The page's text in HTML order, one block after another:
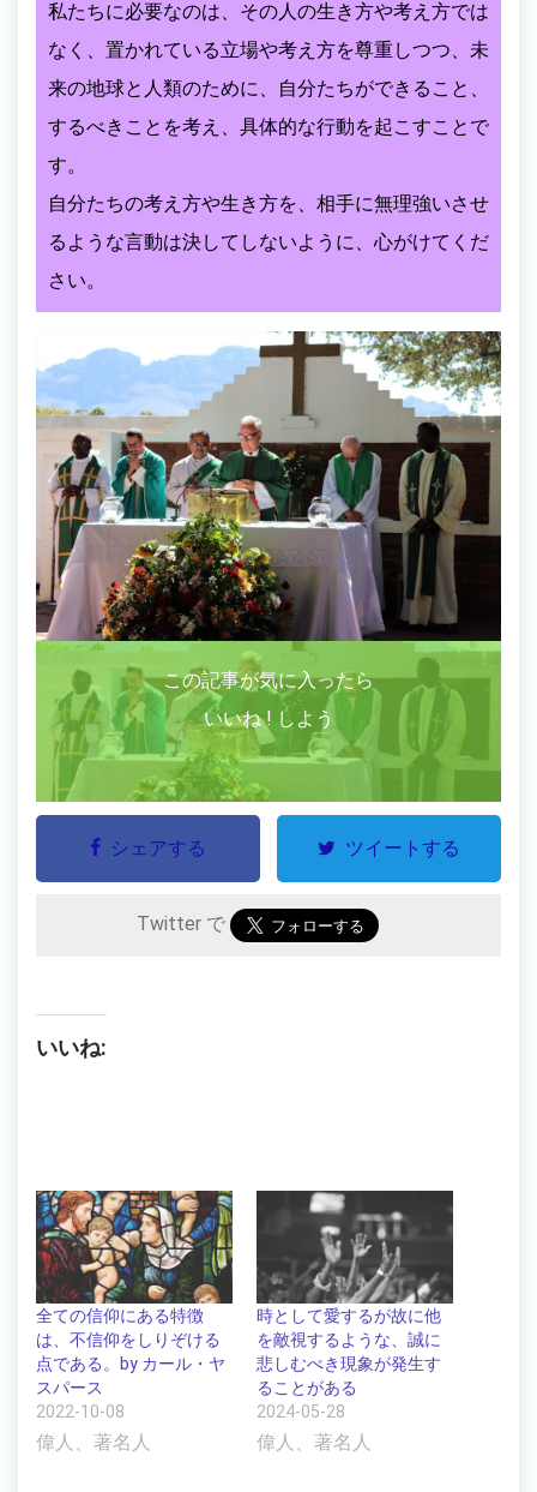
私たちに必要なのは、その人の生き方や考え方では
なく、置かれている立場や考え方を尊重しつつ、未
来の地球と人類のために、自分たちができること、
するべきことを考え、具体的な行動を起こすことで
す。
自分たちの考え方や生き方を、相手に無理強いさせ
るような言動は決してしないように、心がけてくだ
さい。
この記事が気に入ったら
いいね ! しよう
シェアする ツイートする
Twitter で
いいね:
全ての信仰にある特徴
は、不信仰をしりぞける
点である。by カール・ヤ
スパース
2022-10-08
偉人、著名人
時として愛するが故に他
を敵視するような、誠に
悲しむべき現象が発生す
ることがある
2024-05-28
偉人、著名人